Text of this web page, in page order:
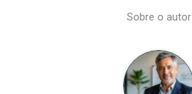
Sobre o autor